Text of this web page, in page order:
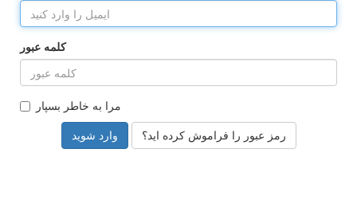
کلمه عبور
مرا به خاطر بسپار
رمز عبور را فراموش کرده اید؟